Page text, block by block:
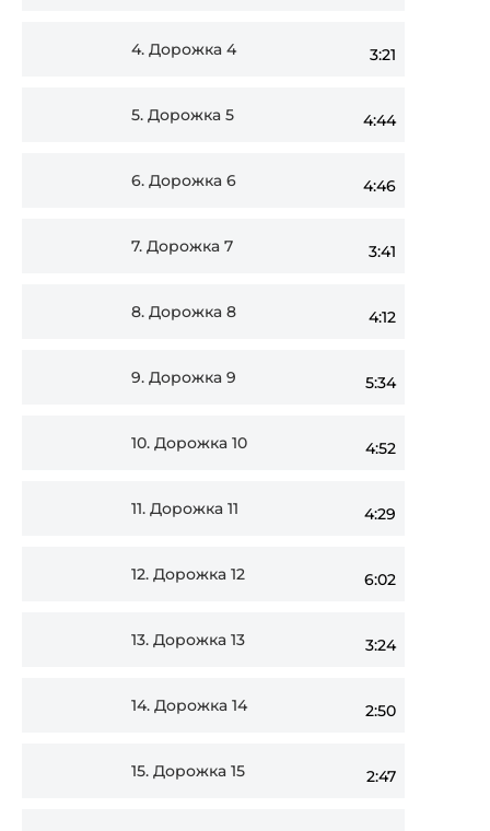
4. Дорожка 4 3:21
5. Дорожка 5 4:44
6. Дорожка 6 4:46
7. Дорожка 7 3:41
8. Дорожка 8 4:12
9. Дорожка 9 5:34
10. Дорожка 10 4:52
11. Дорожка 11 4:29
12. Дорожка 12 6:02
13. Дорожка 13 3:24
14. Дорожка 14 2:50
15. Дорожка 15 2:47